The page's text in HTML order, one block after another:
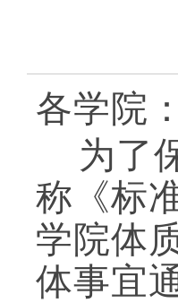
各学院：
为了
称《标
学院体
体事宜